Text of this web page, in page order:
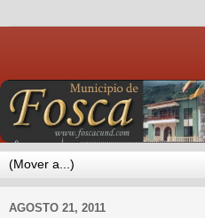
AGOSTO 21, 2011